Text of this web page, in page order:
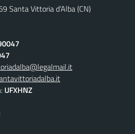
Santa Vittoria d’Alba (CN)
UFXHNZ